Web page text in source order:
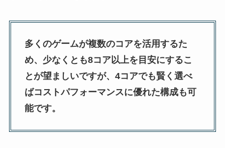
多くのゲームが複数のコアを活用するた
め、少なくとも8コア以上を目安にするこ
とが望ましいですが、4コアでも賢く選べ
ばコストパフォーマンスに優れた構成も可
能です。